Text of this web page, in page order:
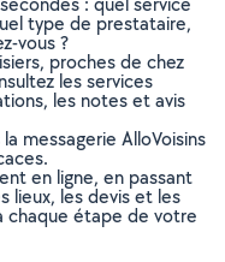
type de prestataire,
vous ?
proches de chez
les services
les notes et avis
messagerie AlloVoisins
en ligne, en passant
lieux, les devis et les
chaque étape de votre